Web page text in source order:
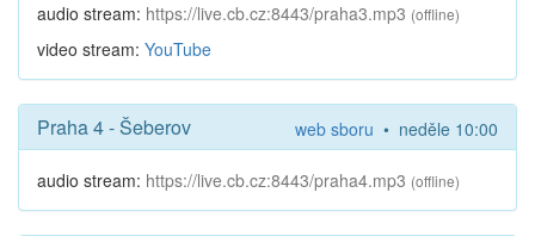
audio stream: https://live.cb.cz:8443/praha3.mp3 (offline)
video stream: YouTube
web sboru • neděle 10:00
Praha 4 - Šeberov
audio stream: https://live.cb.cz:8443/praha4.mp3 (offline)